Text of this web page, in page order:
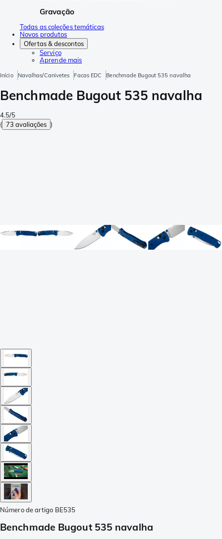
Gravação
Todas as coleções temáticas
Novos produtos
Ofertas & descontos
Serviço
Aprende mais
Início Navalhas/Canivetes Facas EDC Benchmade Bugout 535 navalha
Benchmade Bugout 535 navalha
4.5/5
( 73 avaliações )
Número de artigo BE535
Benchmade Bugout 535 navalha